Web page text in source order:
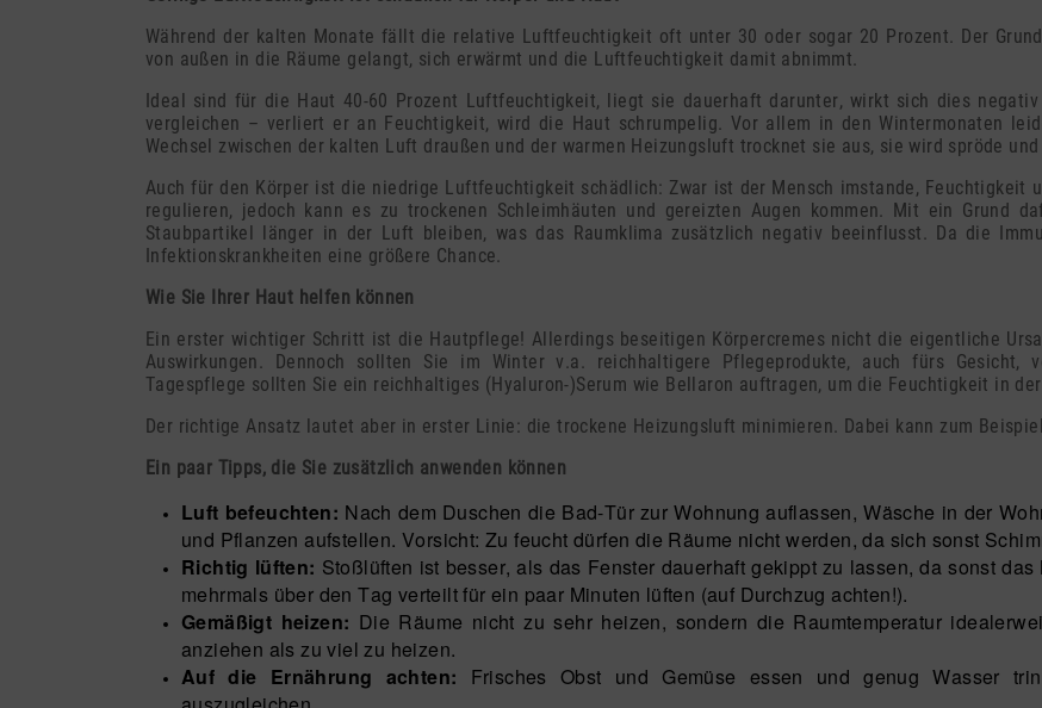
Während der kalten Monate fällt die relative Luftfeuchtigkeit oft unter 30 oder sogar 20 Prozent. Der
von außen in die Räume gelangt, sich erwärmt und die Luftfeuchtigkeit damit abnimmt.
Ideal sind für die Haut 40-60 Prozent Luftfeuchtigkeit, liegt sie dauerhaft darunter, wirkt sich dies
vergleichen – verliert er an Feuchtigkeit, wird die Haut schrumpelig. Vor allem in den Wintermonaten
Wechsel zwischen der kalten Luft draußen und der warmen Heizungsluft trocknet sie aus, sie wird spröde
Auch für den Körper ist die niedrige Luftfeuchtigkeit schädlich: Zwar ist der Mensch imstande, Feuchtigkeit
regulieren, jedoch kann es zu trockenen Schleimhäuten und gereizten Augen kommen. Mit ein Grund
Staubpartikel länger in der Luft bleiben, was das Raumklima zusätzlich negativ beeinflusst. Da die
Infektionskrankheiten eine größere Chance.
Wie Sie Ihrer Haut helfen können
Ein erster wichtiger Schritt ist die Hautpflege! Allerdings beseitigen Körpercremes nicht die eigentliche
Auswirkungen. Dennoch sollten Sie im Winter v.a. reichhaltigere Pflegeprodukte, auch fürs Gesicht,
Tagespflege sollten Sie ein reichhaltiges (Hyaluron-)Serum wie Bellaron auftragen, um die Feuchtigkeit in
Der richtige Ansatz lautet aber in erster Linie: die trockene Heizungsluft minimieren. Dabei kann zum
Ein paar Tipps, die Sie zusätzlich anwenden können
Luft befeuchten: Nach dem Duschen die Bad-Tür zur Wohnung auflassen, Wäsche in der
und Pflanzen aufstellen. Vorsicht: Zu feucht dürfen die Räume nicht werden, da sich sonst
Richtig lüften: Stoßlüften ist besser, als das Fenster dauerhaft gekippt zu lassen, da sonst
mehrmals über den Tag verteilt für ein paar Minuten lüften (auf Durchzug achten!).
Gemäßigt heizen: Die Räume nicht zu sehr heizen, sondern die Raumtemperatur
anziehen als zu viel zu heizen.
Auf die Ernährung achten: Frisches Obst und Gemüse essen und genug Wasser